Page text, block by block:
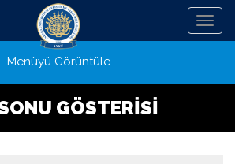
Menü
Menüyü Görüntüle
GÖSTERİSİ